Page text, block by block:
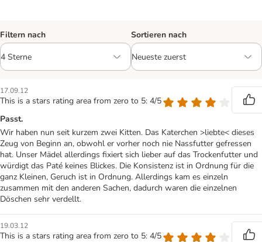
Filtern nach Sortieren nach
17.09.12
This is a stars rating area from zero to 5: 4/5
Passt.
Wir haben nun seit kurzem zwei Kitten. Das Katerchen >liebte< dieses
Zeug von Beginn an, obwohl er vorher noch nie Nassfutter gefressen
hat. Unser Mädel allerdings fixiert sich lieber auf das Trockenfutter und
würdigt das Paté keines Blickes. Die Konsistenz ist in Ordnung für die
ganz Kleinen, Geruch ist in Ordnung. Allerdings kam es einzeln
zusammen mit den anderen Sachen, dadurch waren die einzelnen
Döschen sehr verdellt.
19.03.12
This is a stars rating area from zero to 5: 4/5